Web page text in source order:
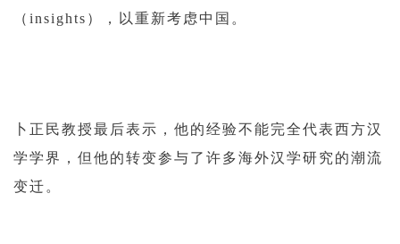
（insights），以重新考虑中国。
卜正民教授最后表示，他的经验不能完全代表西方汉
学学界，但他的转变参与了许多海外汉学研究的潮流
变迁。